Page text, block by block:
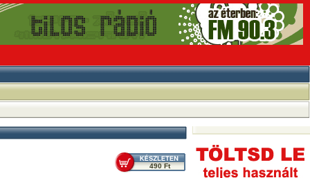
490 Ft